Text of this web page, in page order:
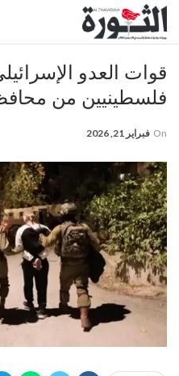
قوات العدو
فلسطينيين من
On فبراير 21, 2026